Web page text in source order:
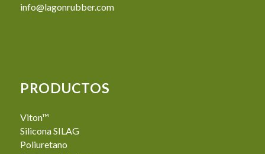
info@lagonrubber.com
PRODUCTOS
Viton™
Silicona SILAG
Poliuretano